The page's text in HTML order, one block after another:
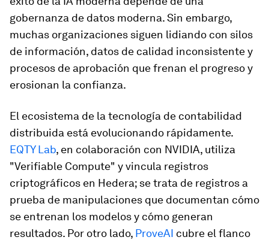
gobernanza de datos moderna. Sin embargo,
muchas organizaciones siguen lidiando con silos
de información, datos de calidad inconsistente y
procesos de aprobación que frenan el progreso y
erosionan la confianza.
El ecosistema de la tecnología de contabilidad
distribuida está evolucionando rápidamente.
EQTY Lab, en colaboración con NVIDIA, utiliza
"Verifiable Compute" y vincula registros
criptográficos en Hedera; se trata de registros a
prueba de manipulaciones que documentan cómo
se entrenan los modelos y cómo generan
resultados. Por otro lado, ProveAI cubre el flanco